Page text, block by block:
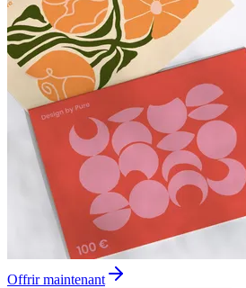
Offrir maintenant